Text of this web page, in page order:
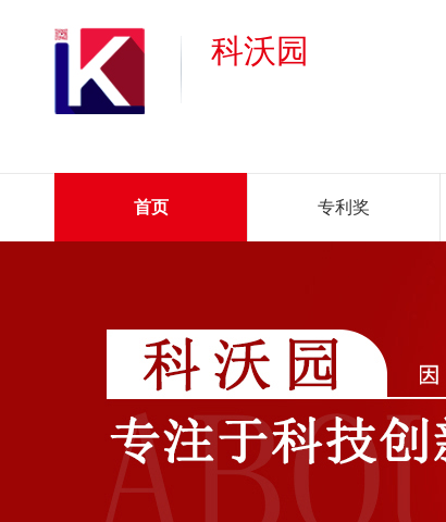
科沃园
首页 专利奖